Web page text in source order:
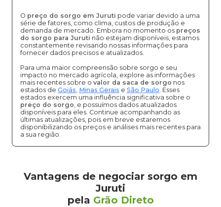
O preço do sorgo em Juruti pode variar devido a uma
série de fatores, como clima, custos de produção e
demanda de mercado. Embora no momento os preços
do sorgo para Juruti não estejam disponíveis, estamos
constantemente revisando nossas informações para
fornecer dados precisos e atualizados.
Para uma maior compreensão sobre sorgo e seu
impacto no mercado agrícola, explore as informações
mais recentes sobre o valor da saca de sorgo nos
estados de Goiás, Minas Gerais e São Paulo. Esses
estados exercem uma influência significativa sobre o
preço do sorgo, e possuímos dados atualizados
disponíveis para eles. Continue acompanhando as
últimas atualizações, pois em breve estaremos
disponibilizando os preços e análises mais recentes para
a sua região.
Vantagens de negociar sorgo em
Juruti
pela Grão Direto